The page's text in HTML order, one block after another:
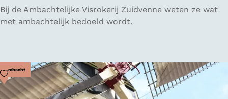
a
a
V
i
k
e
r
Bij de Ambachtelijke Visrokerij Zuidvenne weten ze wat
met ambachtelijk bedoeld wordt.
Ambacht
Voeg toe als favoriet